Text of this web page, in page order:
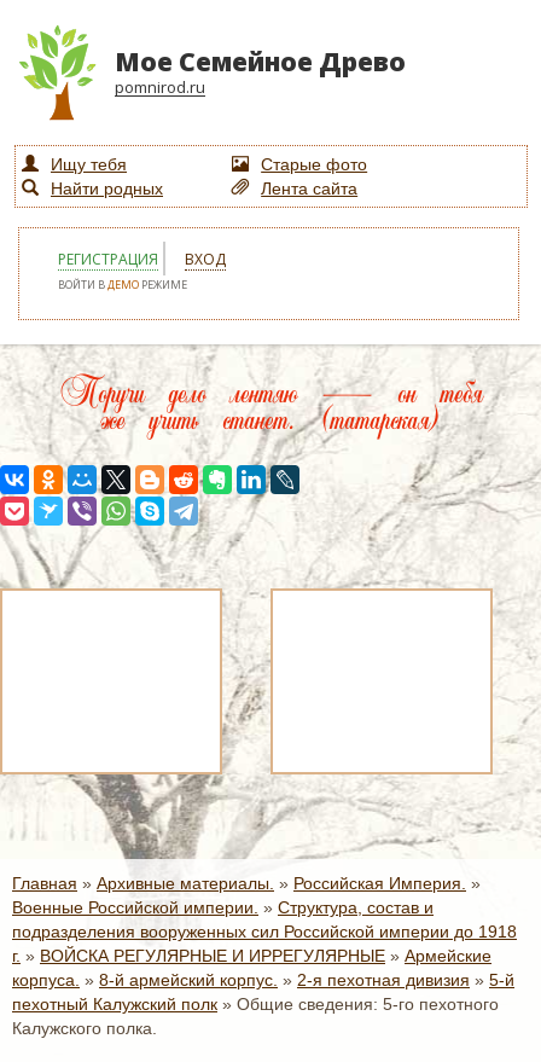
Мое Семейное Древо
pomnirod.ru
Ищу тебя
Старые фото
Найти родных
Лента сайта
РЕГИСТРАЦИЯ ВХОД
ВОЙТИ ВДЕМО РЕЖИМЕ
Поручи дело лентяю — он тебя
же учить станет. (татарская)
Главная » Архивные материалы. » Российская Империя. »
Военные Российской империи. » Структура, состав и
подразделения вооруженных сил Российской империи до 1918
г. » ВОЙСКА РЕГУЛЯРНЫЕ И ИРРЕГУЛЯРНЫЕ » Армейские
корпуса. » 8-й армейский корпус. » 2-я пехотная дивизия » 5-й
пехотный Калужский полк » Общие сведения: 5-го пехотного
Калужского полка.